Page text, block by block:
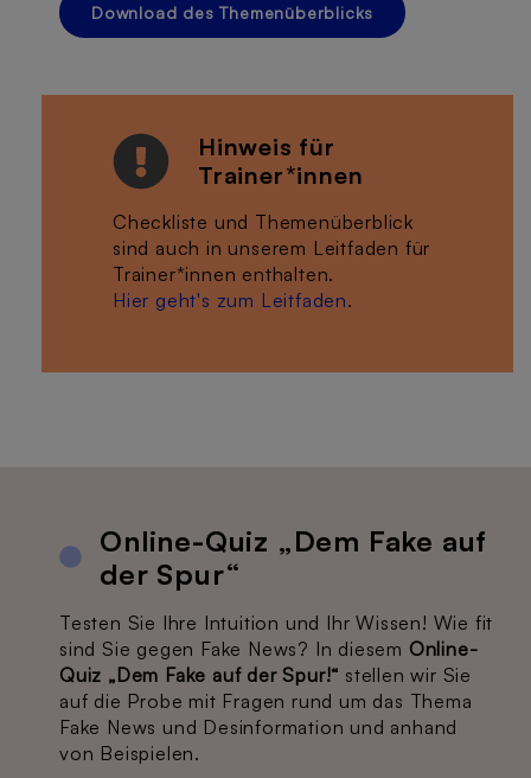
Download des Themenüberblicks
Hinweis für
Trainer*innen
Checkliste und Themenüberblick
sind auch in unserem Leitfaden für
Trainer*innen enthalten.
Hier geht's zum Leitfaden.
Online-Quiz „Dem Fake auf
der Spur“
Testen Sie Ihre Intuition und Ihr Wissen! Wie fit
sind Sie gegen Fake News? In diesem Online-
Quiz „Dem Fake auf der Spur!“ stellen wir Sie
auf die Probe mit Fragen rund um das Thema
Fake News und Desinformation und anhand
von Beispielen.